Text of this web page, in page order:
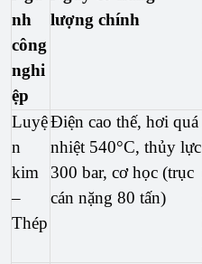
nh
công
nghi
ệp
lượng chính
Luyệ
n
kim
–
Thép
Điện cao thế, hơi quá
nhiệt 540°C, thủy lực
300 bar, cơ học (trục
cán nặng 80 tấn)